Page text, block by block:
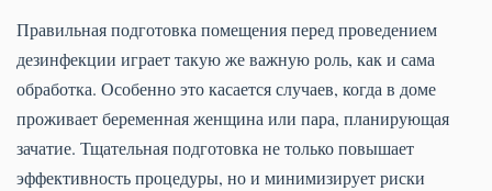
Правильная подготовка помещения перед проведением
дезинфекции играет такую же важную роль, как и сама
обработка. Особенно это касается случаев, когда в доме
проживает беременная женщина или пара, планирующая
зачатие. Тщательная подготовка не только повышает
эффективность процедуры, но и минимизирует риски